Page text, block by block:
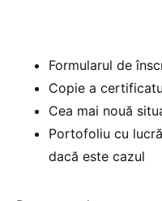
Formularul de
Copie a
Cea mai nouă
Portofoliu cu
dacă este cazul